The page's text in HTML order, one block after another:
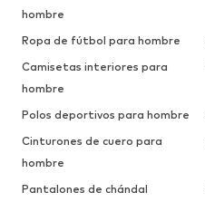
hombre
Ropa de fútbol para hombre
Camisetas interiores para
hombre
Polos deportivos para hombre
Cinturones de cuero para
hombre
Pantalones de chándal